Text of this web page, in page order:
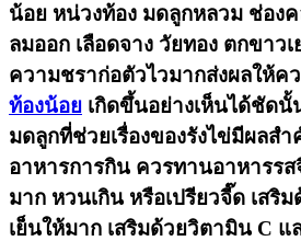
น้อย หน่วงท้อง มดลูกหลวม ช่อง
ลมออก เลือดจาง วัยทอง ตกขาว
ความชราก่อตัวไวมากส่งผลให้ค
ท้องน้อย เกิดขึ้นอย่างเห็นได้ชัดนั้
มดลูกที่ช่วยเรื่องของรังไข่มีผลสำ
อาหารการกิน ควรทานอาหารรส
มาก หวนเกิน หรือเปรียวจี๊ด เสริ
เย็นให้มาก เสริมด้วยวิตามิน C